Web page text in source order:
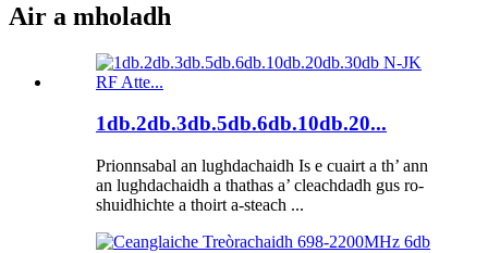
Air a mholadh
1db.2db.3db.5db.6db.10db.20...
Prionnsabal an lughdachaidh Is e cuairt a th’ ann
an lughdachaidh a thathas a’ cleachdadh gus ro-
shuidhichte a thoirt a-steach ...